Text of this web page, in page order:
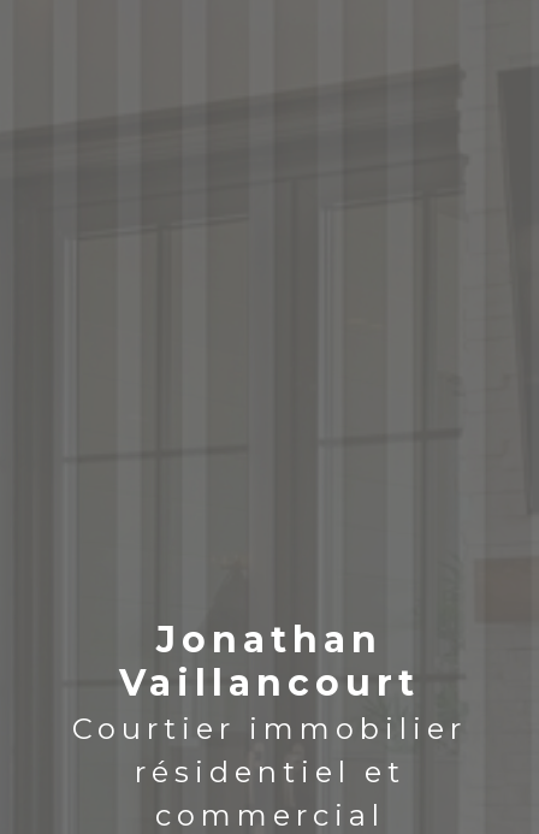
Jonathan
Vaillancourt
Courtier immobilier
résidentiel et
commercial